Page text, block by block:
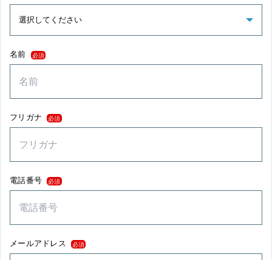
名前 必須
フリガナ 必須
電話番号 必須
メールアドレス 必須